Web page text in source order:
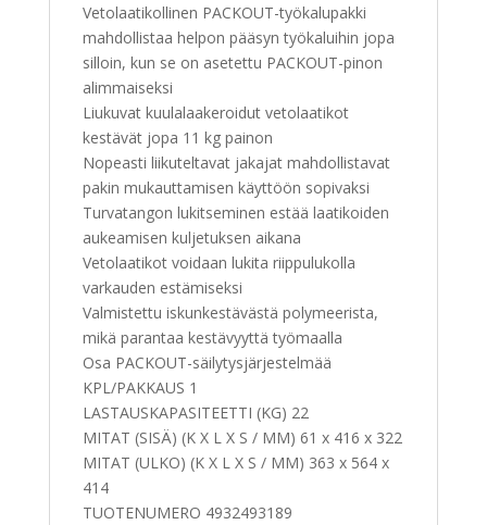
Vetolaatikollinen PACKOUT-työkalupakki
mahdollistaa helpon pääsyn työkaluihin jopa
silloin, kun se on asetettu PACKOUT-pinon
alimmaiseksi
Liukuvat kuulalaakeroidut vetolaatikot
kestävät jopa 11 kg painon
Nopeasti liikuteltavat jakajat mahdollistavat
pakin mukauttamisen käyttöön sopivaksi
Turvatangon lukitseminen estää laatikoiden
aukeamisen kuljetuksen aikana
Vetolaatikot voidaan lukita riippulukolla
varkauden estämiseksi
Valmistettu iskunkestävästä polymeerista,
mikä parantaa kestävyyttä työmaalla
Osa PACKOUT-säilytysjärjestelmää
KPL/PAKKAUS 1
LASTAUSKAPASITEETTI (KG) 22
MITAT (SISÄ) (K X L X S / MM) 61 x 416 x 322
MITAT (ULKO) (K X L X S / MM) 363 x 564 x
414
TUOTENUMERO 4932493189